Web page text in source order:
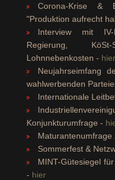
Corona-Krise &
"Produktion aufrecht
Interview mit
Regierung,
Lohnnebenkosten - hier
Neujahrseimfang
wahlwerbenden
Internationale
Konjunkturumfrage -
Maturantenumfrage
Sommerfest &
MINT-Gütesiegel
- hier